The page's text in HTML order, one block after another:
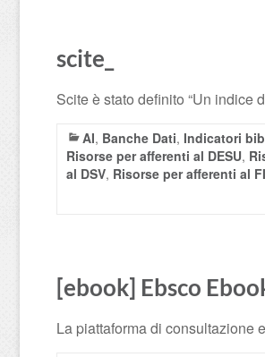
scite_
Scite è stato definito “Un indice
AI, Banche Dati, Indicatori
Risorse per afferenti al DESU,
al DSV, Risorse per afferenti al
[ebook] Ebsco
La piattaforma di consultazione